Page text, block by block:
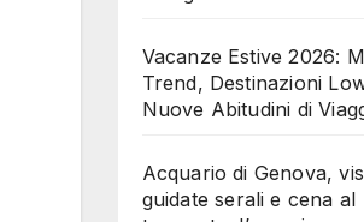
Vacanze Estive 2026:
Trend, Destinazioni
Nuove Abitudini di
Acquario di Genova,
guidate serali e cena al